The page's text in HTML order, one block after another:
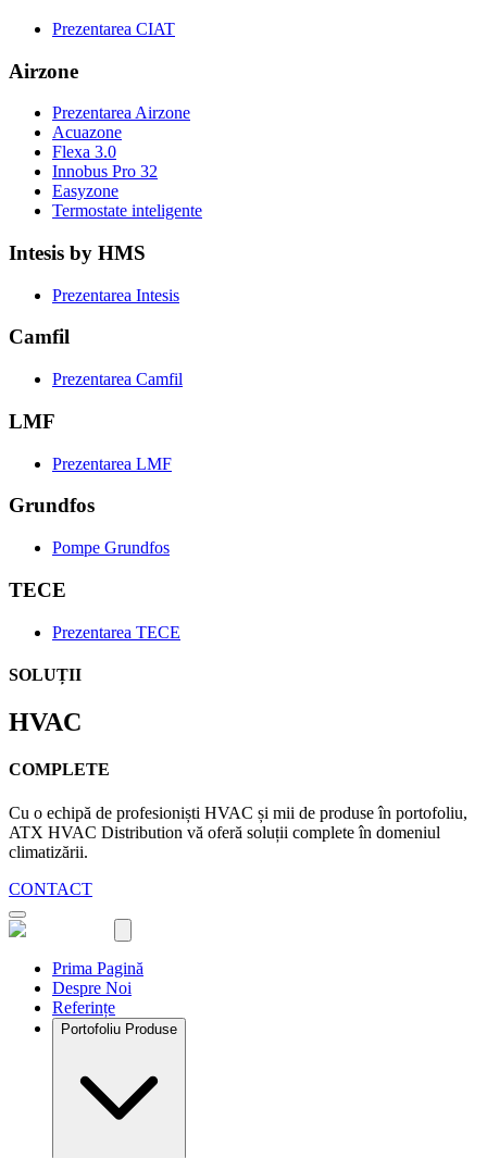
Prezentarea CIAT
Airzone
Prezentarea Airzone
Acuazone
Flexa 3.0
Innobus Pro 32
Easyzone
Termostate inteligente
Intesis by HMS
Prezentarea Intesis
Camfil
Prezentarea Camfil
LMF
Prezentarea LMF
Grundfos
Pompe Grundfos
TECE
Prezentarea TECE
SOLUȚII
HVAC
COMPLETE
Cu o echipă de profesioniști HVAC și mii de produse în portofoliu,
ATX HVAC Distribution vă oferă soluții complete în domeniul
climatizării.
CONTACT
Prima Pagină
Despre Noi
Referințe
Portofoliu Produse